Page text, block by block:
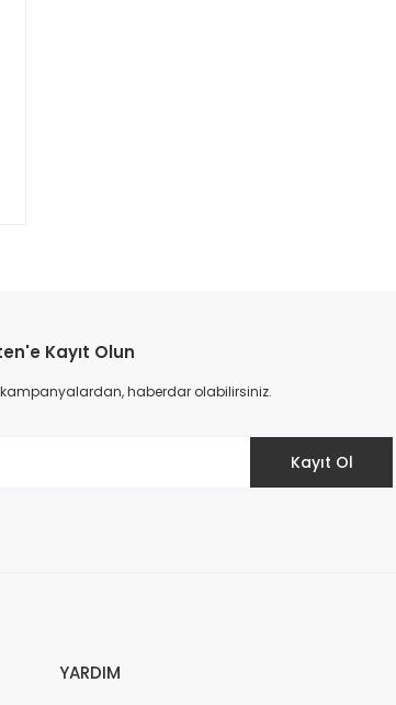
Kayıt Olun
kampanyalardan, haberdar olabilirsiniz.
Kayıt Ol
YARDIM